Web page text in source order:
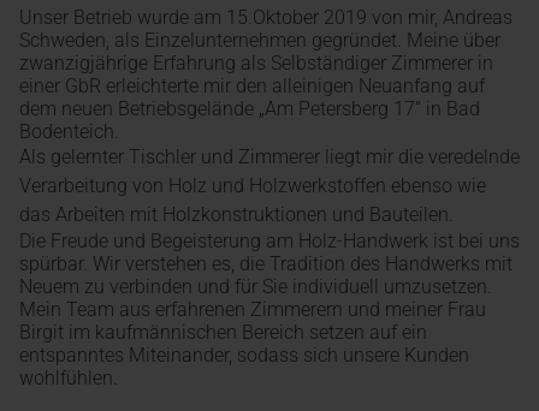
Unser Betrieb wurde am 15.Oktober 2019 von mir, Andreas
Schweden, als Einzelunternehmen gegründet. Meine über
zwanzigjährige Erfahrung als Selbständiger Zimmerer in
einer GbR erleichterte mir den alleinigen Neuanfang auf
dem neuen Betriebsgelände „Am Petersberg 17“ in Bad
Bodenteich.
Als gelernter Tischler und Zimmerer liegt mir die veredelnde
Verarbeitung von Holz und Holzwerkstoffen ebenso wie
das Arbeiten mit Holzkonstruktionen und Bauteilen.
Die Freude und Begeisterung am Holz-Handwerk ist bei uns
spürbar. Wir verstehen es, die Tradition des Handwerks mit
Neuem zu verbinden und für Sie individuell umzusetzen.
Mein Team aus erfahrenen Zimmerern und meiner Frau
Birgit im kaufmännischen Bereich setzen auf ein
entspanntes Miteinander, sodass sich unsere Kunden
wohlfühlen.